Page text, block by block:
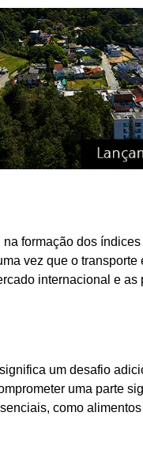
formação dos
vez que o
internacional e
um desafio
uma parte
como